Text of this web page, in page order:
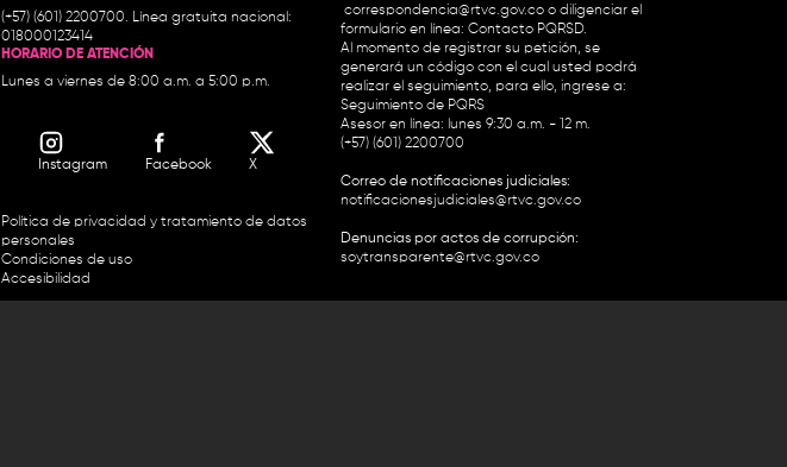
(+57) (601) 2200700. Línea gratuita nacional:
018000123414
HORARIO DE ATENCIÓN
Lunes a viernes de 8:00 a.m. a 5:00 p.m.
Instagram Facebook X
Política de privacidad y tratamiento de datos
personales
Condiciones de uso
Accesibilidad
correspondencia@rtvc.gov.co o diligenciar el
formulario en línea: Contacto PQRSD.
Al momento de registrar su petición, se
generará un código con el cual usted podrá
realizar el seguimiento, para ello, ingrese a:
Seguimiento de PQRS
Asesor en línea: lunes 9:30 a.m. - 12 m.
(+57) (601) 2200700
Correo de notificaciones judiciales:
notificacionesjudiciales@rtvc.gov.co
Denuncias por actos de corrupción:
soytransparente@rtvc.gov.co